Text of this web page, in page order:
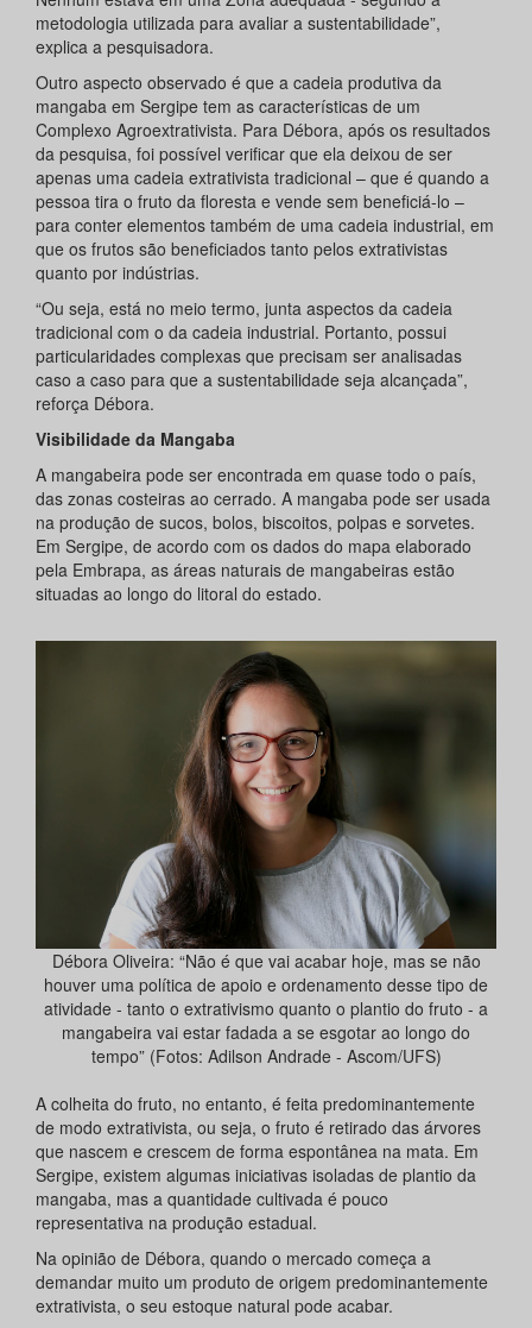
metodologia utilizada para avaliar a sustentabilidade”,
explica a pesquisadora.
Outro aspecto observado é que a cadeia produtiva da
mangaba em Sergipe tem as características de um
Complexo Agroextrativista. Para Débora, após os resultados
da pesquisa, foi possível verificar que ela deixou de ser
apenas uma cadeia extrativista tradicional – que é quando a
pessoa tira o fruto da floresta e vende sem beneficiá-lo –
para conter elementos também de uma cadeia industrial, em
que os frutos são beneficiados tanto pelos extrativistas
quanto por indústrias.
“Ou seja, está no meio termo, junta aspectos da cadeia
tradicional com o da cadeia industrial. Portanto, possui
particularidades complexas que precisam ser analisadas
caso a caso para que a sustentabilidade seja alcançada”,
reforça Débora.
Visibilidade da Mangaba
A mangabeira pode ser encontrada em quase todo o país,
das zonas costeiras ao cerrado. A mangaba pode ser usada
na produção de sucos, bolos, biscoitos, polpas e sorvetes.
Em Sergipe, de acordo com os dados do mapa elaborado
pela Embrapa, as áreas naturais de mangabeiras estão
situadas ao longo do litoral do estado.
Débora Oliveira: “Não é que vai acabar hoje, mas se não
houver uma política de apoio e ordenamento desse tipo de
atividade - tanto o extrativismo quanto o plantio do fruto - a
mangabeira vai estar fadada a se esgotar ao longo do
tempo” (Fotos: Adilson Andrade - Ascom/UFS)
A colheita do fruto, no entanto, é feita predominantemente
de modo extrativista, ou seja, o fruto é retirado das árvores
que nascem e crescem de forma espontânea na mata. Em
Sergipe, existem algumas iniciativas isoladas de plantio da
mangaba, mas a quantidade cultivada é pouco
representativa na produção estadual.
Na opinião de Débora, quando o mercado começa a
demandar muito um produto de origem predominantemente
extrativista, o seu estoque natural pode acabar.